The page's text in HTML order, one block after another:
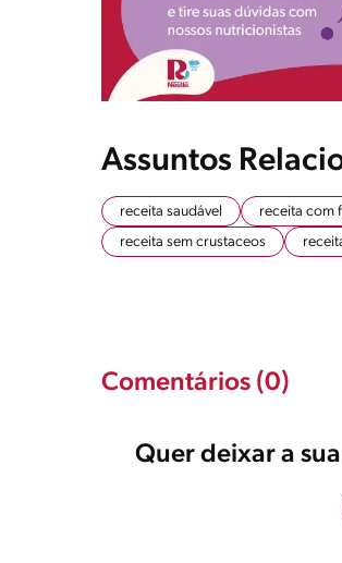
Assuntos
receita saudável receita com
receita sem crustaceos
Comentários (0)
Quer deixar a